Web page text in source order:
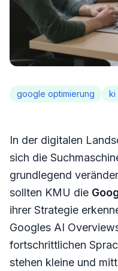
google optimierung ki
In der digitalen
sich die
grundlegend
sollten KMU die
ihrer Strategie
Googles AI
fortschrittlichen
stehen kleine und